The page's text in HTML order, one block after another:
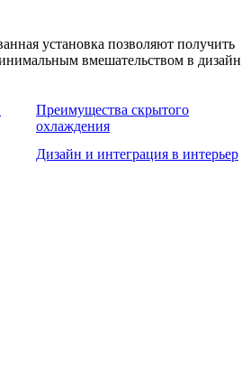
установка позволяют получить
вмешательством в дизайн
Преимущества скрытого
охлаждения
Дизайн и интеграция в интерьер